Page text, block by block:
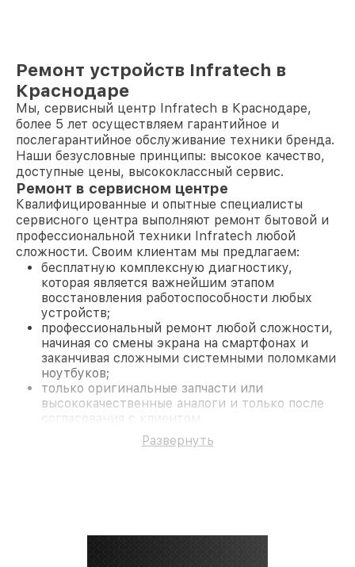
Ремонт устройств Infratech в
Краснодаре
Мы, сервисный центр Infratech в Краснодаре,
более 5 лет осуществляем гарантийное и
послегарантийное обслуживание техники бренда.
Наши безусловные принципы: высокое качество,
доступные цены, высококлассный сервис.
Ремонт в сервисном центре
Квалифицированные и опытные специалисты
сервисного центра выполняют ремонт бытовой и
профессиональной техники Infratech любой
сложности. Своим клиентам мы предлагаем:
бесплатную комплексную диагностику,
которая является важнейшим этапом
восстановления работоспособности любых
устройств;
профессиональный ремонт любой сложности,
начиная со смены экрана на смартфонах и
заканчивая сложными системными поломками
ноутбуков;
только оригинальные запчасти или
высококачественные аналоги и только после
согласования с клиентом.
На все работы и замененные комплектующие
предоставляется длительная гарантия. В случае
Развернуть